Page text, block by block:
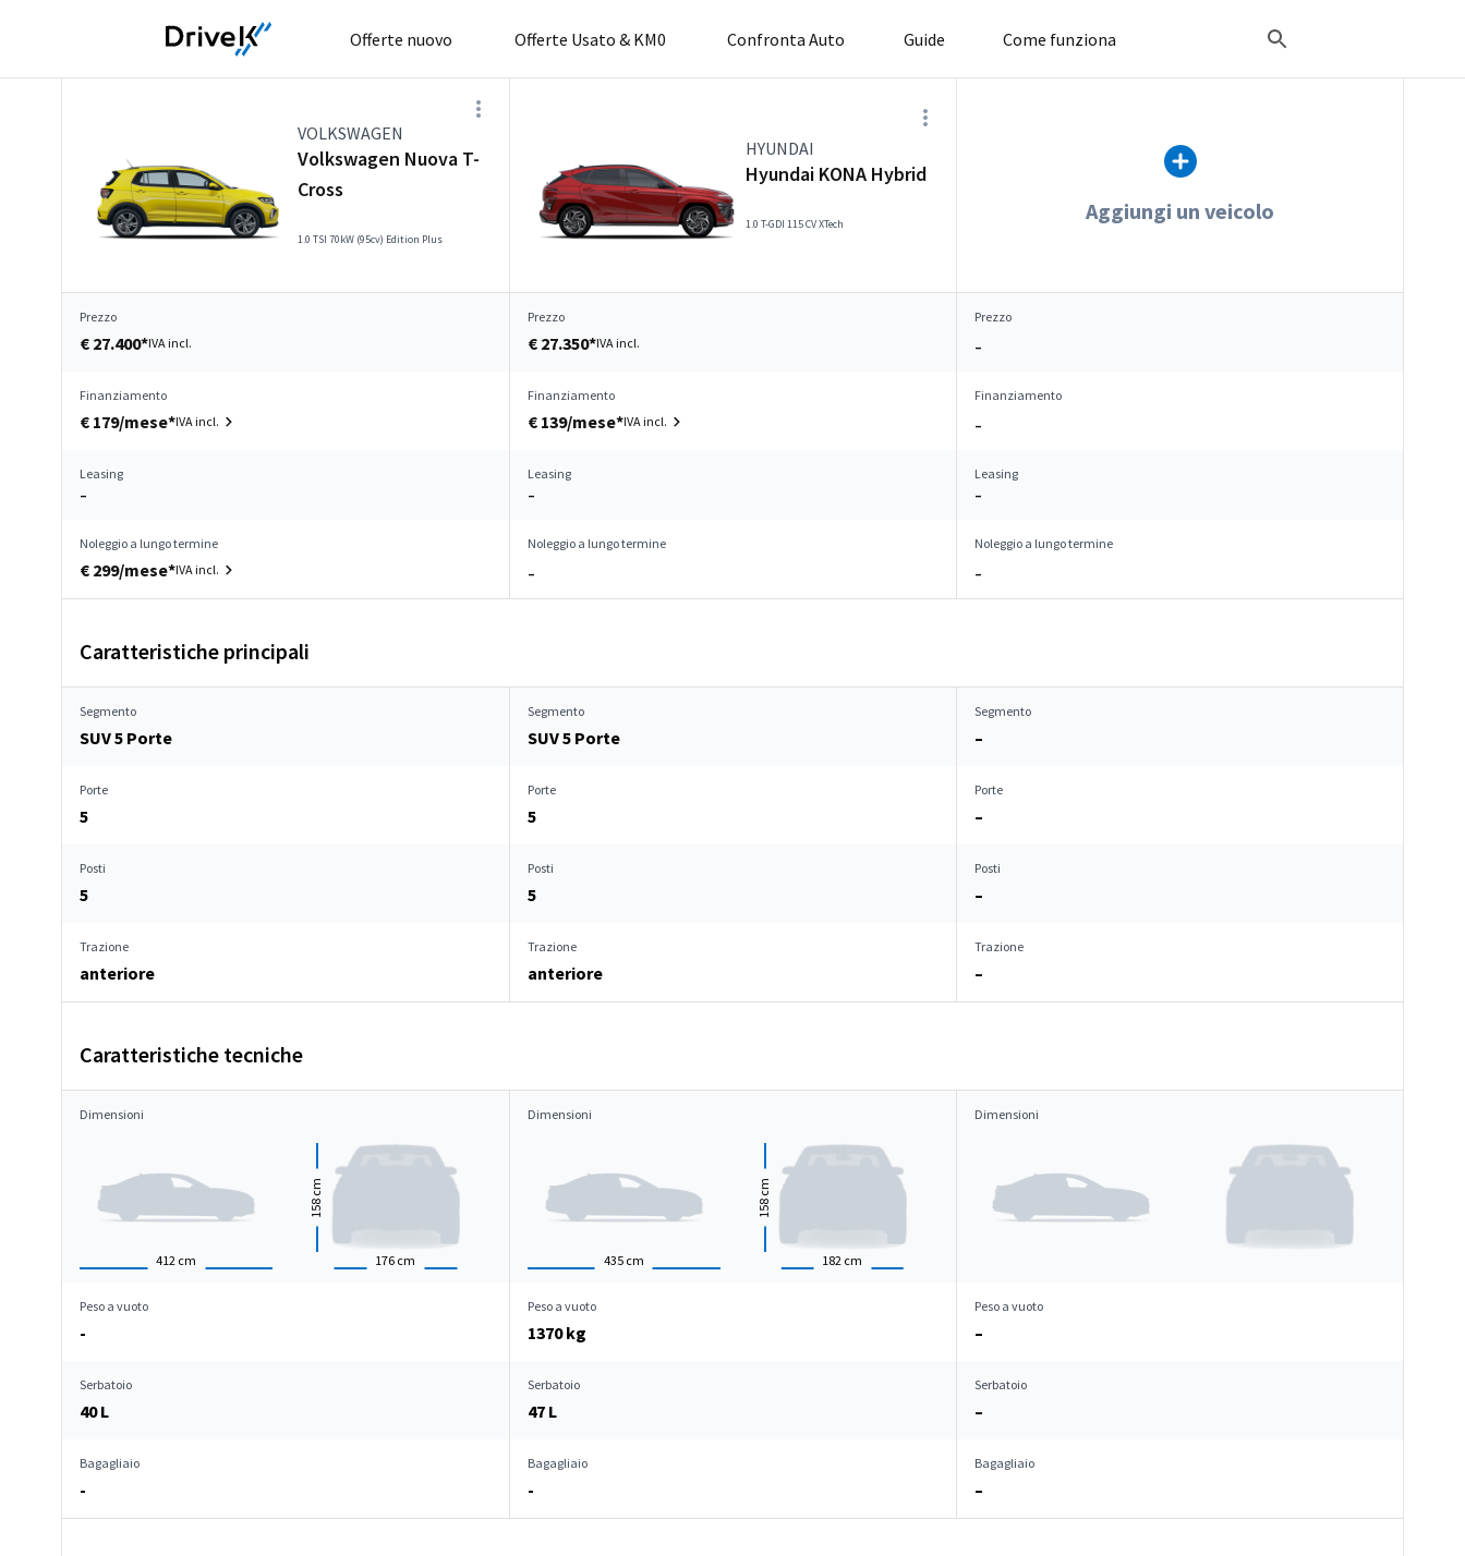
Offerte nuovo Offerte Usato & KM0 Confronta Auto Guide Come funziona
VOLKSWAGEN
Volkswagen Nuova T-
Cross
1.0 TSI 70kW (95cv) Edition Plus
HYUNDAI
Hyundai KONA Hybrid
1.0 T-GDI 115 CV XTech Aggiungi un veicolo
Prezzo
€ 27.400*IVA incl.
Prezzo
€ 27.350*IVA incl.
Prezzo
–
Finanziamento
€ 179/mese*IVA incl.
Finanziamento
€ 139/mese*IVA incl.
Finanziamento
–
Leasing
–
Leasing
–
Leasing
–
Noleggio a lungo termine
€ 299/mese*IVA incl.
Noleggio a lungo termine
–
Noleggio a lungo termine
–
Caratteristiche principali
Segmento
SUV 5 Porte
Segmento
SUV 5 Porte
Segmento
–
Porte
5
Porte
5
Porte
–
Posti
5
Posti
5
Posti
–
Trazione
anteriore
Trazione
anteriore
Trazione
–
Caratteristiche tecniche
Dimensioni
412 cm 176 cm
158
cm
Dimensioni
435 cm 182 cm
158
cm
Dimensioni
Peso a vuoto
-
Peso a vuoto
1370 kg
Peso a vuoto
–
Serbatoio
40 L
Serbatoio
47 L
Serbatoio
–
Bagagliaio
-
Bagagliaio
-
Bagagliaio
–